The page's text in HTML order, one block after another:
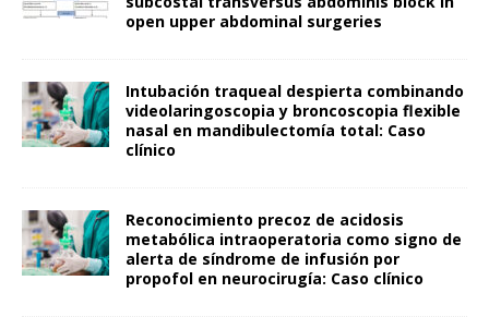
open upper abdominal surgeries
Intubación traqueal despierta combinando
videolaringoscopia y broncoscopia flexible
nasal en mandibulectomía total: Caso
clínico
Reconocimiento precoz de acidosis
metabólica intraoperatoria como signo de
alerta de síndrome de infusión por
propofol en neurocirugía: Caso clínico